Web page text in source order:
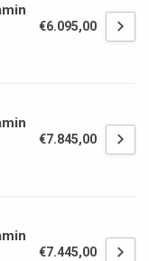
€6.095,00
€7.845,00
€7.445,00